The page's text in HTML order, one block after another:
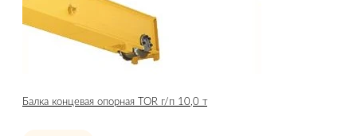
Балка концевая опорная TOR г/п 10,0 т